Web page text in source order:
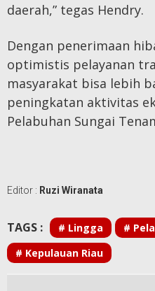
daerah,” tegas Hendry.
Dengan penerimaan
optimistis pelayanan
masyarakat bisa lebih
peningkatan aktivitas
Pelabuhan Sungai
Editor : Ruzi Wiranata
TAGS : # Lingga
#
# Kepulauan Riau